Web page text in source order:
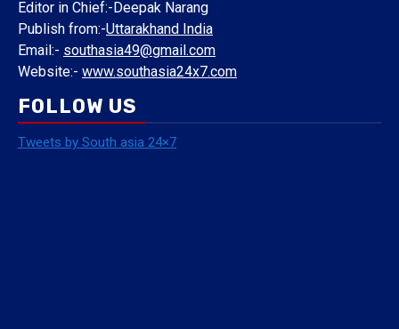
Editor in Chief:-Deepak Narang
Publish from:-Uttarakhand India
Email:- southasia49@gmail.com
Website:- www.southasia24x7.com
FOLLOW US
Tweets by South asia 24×7